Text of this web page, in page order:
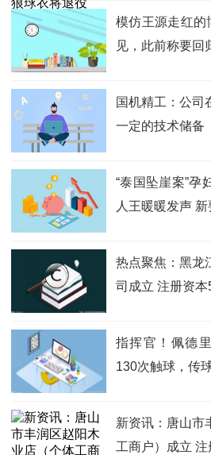
模仿王源走红的
见，此前称要回
国机精工：公司
一定的技术储备
“泰国坠崖案”孕
人王暖暖发声 新
热点聚焦：黑龙
司成立 注册资
指挥官！佩德
130次触球，传
新资讯：唐山市
工商户）成立